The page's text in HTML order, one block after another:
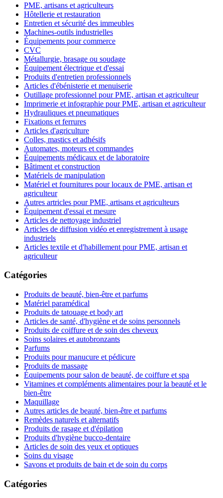
PME, artisans et agriculteurs
Hôtellerie et restauration
Entretien et sécurité des immeubles
Machines-outils industrielles
Équipements pour commerce
CVC
Métallurgie, brasage ou soudage
Équipement électrique et d'essai
Produits d'entretien professionnels
Articles d'ébénisterie et menuiserie
Outillage professionnel pour PME, artisan et agriculteur
Imprimerie et infographie pour PME, artisan et agriculteur
Hydrauliques et pneumatiques
Fixations et ferrures
Articles d'agriculture
Colles, mastics et adhésifs
Automates, moteurs et commandes
Équipements médicaux et de laboratoire
Bâtiment et construction
Matériels de manipulation
Matériel et fournitures pour locaux de PME, artisan et
agriculteur
Autres artricles pour PME, artisans et agriculteurs
Équipement d'essai et mesure
Articles de nettoyage industriel
Articles de diffusion vidéo et enregistrement à usage
industriels
Articles textile et d'habillement pour PME, artisan et
agriculteur
Catégories
Produits de beauté, bien-être et parfums
Matériel paramédical
Produits de tatouage et body art
Articles de santé, d'hygiène et de soins personnels
Produits de coiffure et de soin des cheveux
Soins solaires et autobronzants
Parfums
Produits pour manucure et pédicure
Produits de massage
Équipements pour salon de beauté, de coiffure et spa
Vitamines et compléments alimentaires pour la beauté et le
bien-être
Maquillage
Autres articles de beauté, bien-être et parfums
Remèdes naturels et alternatifs
Produits de rasage et d'épilation
Produits d'hygiène bucco-dentaire
Articles de soin des yeux et optiques
Soins du visage
Savons et produits de bain et de soin du corps
Catégories